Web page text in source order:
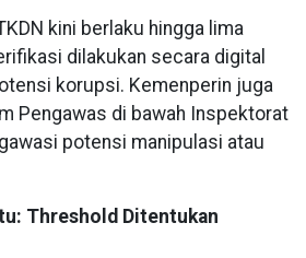
kini berlaku hingga lima
dilakukan secara digital
korupsi. Kemenperin juga
Pengawas di bawah Inspektorat
potensi manipulasi atau
Threshold Ditentukan